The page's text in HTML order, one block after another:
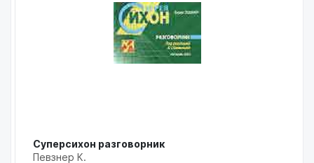
Суперсихон разговорник
Певзнер К.